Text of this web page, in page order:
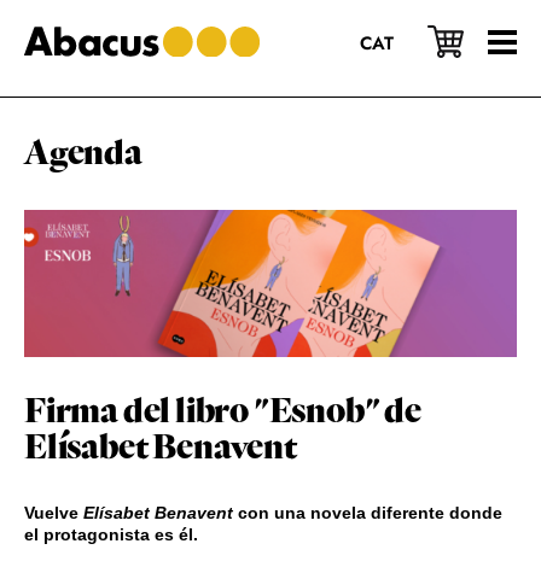
al
contenido
a
la
lateral
al
pie
página
CAT
Agenda
Firma del libro "Esnob" de
Elísabet Benavent
Vuelve Elísabet Benavent con una novela diferente donde
el protagonista es él.